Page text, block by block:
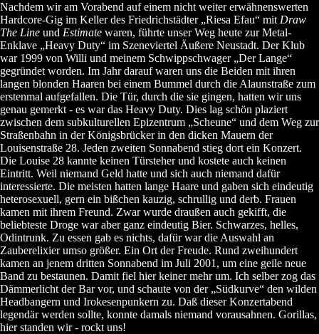
Nachdem wir am Vorabend auf einem nicht weiter erwähnenswerten
Hardcore-Gig im Keller des Friedrichstädter „Riesa Efau“ mit Draw
The Line und Estimate waren, führte unser Weg heute zur Metal-
Enklave „Heavy Duty“ im Szeneviertel Äußere Neustadt. Der Klub
war 1999 von Willi und meinem Schwippschwager „Der Lange“
gegründet worden. Im Jahr darauf waren uns die Beiden mit ihren
langen blonden Haaren bei einem Bummel durch die Alaunstraße zum
erstenmal aufgefallen. Die Tür, durch die sie gingen, hatten wir uns
genau gemerkt - es war das Heavy Duty. Dies lag schön plaziert
zwischen dem subkulturellen Epizentrum „Scheune“ und dem Weg zur
Straßenbahn in der Königsbrücker in den dicken Mauern der
Louisenstraße 28. Jeden zweiten Sonnabend stieg dort ein Konzert.
Die Louise 28 kannte keinen Türsteher und kostete auch keinen
Eintritt. Weil niemand Geld hatte und sich auch niemand dafür
interessierte. Die meisten hatten lange Haare und gaben sich eindeutig
heterosexuell, gern ein bißchen kauzig, schrullig und derb. Frauen
kamen mit ihrem Freund. Zwar wurde draußen auch gekifft, die
beliebteste Droge war aber ganz eindeutig Bier. Schwarzes, helles,
Odintrunk. Zu essen gab es nichts, dafür war die Auswahl an
Zauberelixier umso größer. Ein Ort der Freude. Rund zweihundert
kamen an jenem dritten Sonnabend im Juli 2001, um eine geile neue
Band zu bestaunen. Damit fiel hier keiner mehr um. Ich selber zog das
Dämmerlicht der Bar vor, und schaute von der „Südkurve“ den wilden
Headbangern und Irokesenpunkern zu. Daß dieser Konzertabend
legendär werden sollte, konnte damals niemand vorausahnen. Gorillas,
hier standen wir - rockt uns!